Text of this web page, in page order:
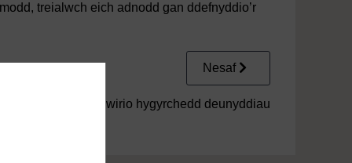
treialwch eich adnodd gan ddefnyddio’r
Nesaf
3 Gwirio hygyrchedd deunyddiau